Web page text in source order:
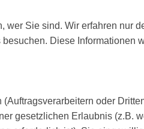
Sie sind. Wir erfahren nur
Diese Informationen
oder
gesetzlichen Erlaubnis (z.B.